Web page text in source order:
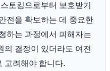
토킹으로부터 보호받기
전을 확보하는 데 중요한
하는 과정에서 피해자는
의 결정이 있더라도 여전
고려해야 합니다.